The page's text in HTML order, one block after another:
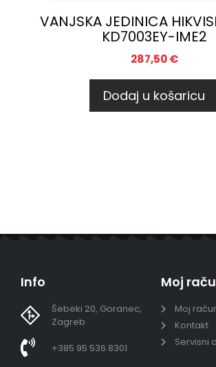
VANJSKA JEDINICA
KD7003EY-IME2
287,50€
Dodaj u košaricu
Info
Šebeki 20, Goranec,
Zagreb
+385 95 536 8301
Moj
Moj
Kontakt
Servisni